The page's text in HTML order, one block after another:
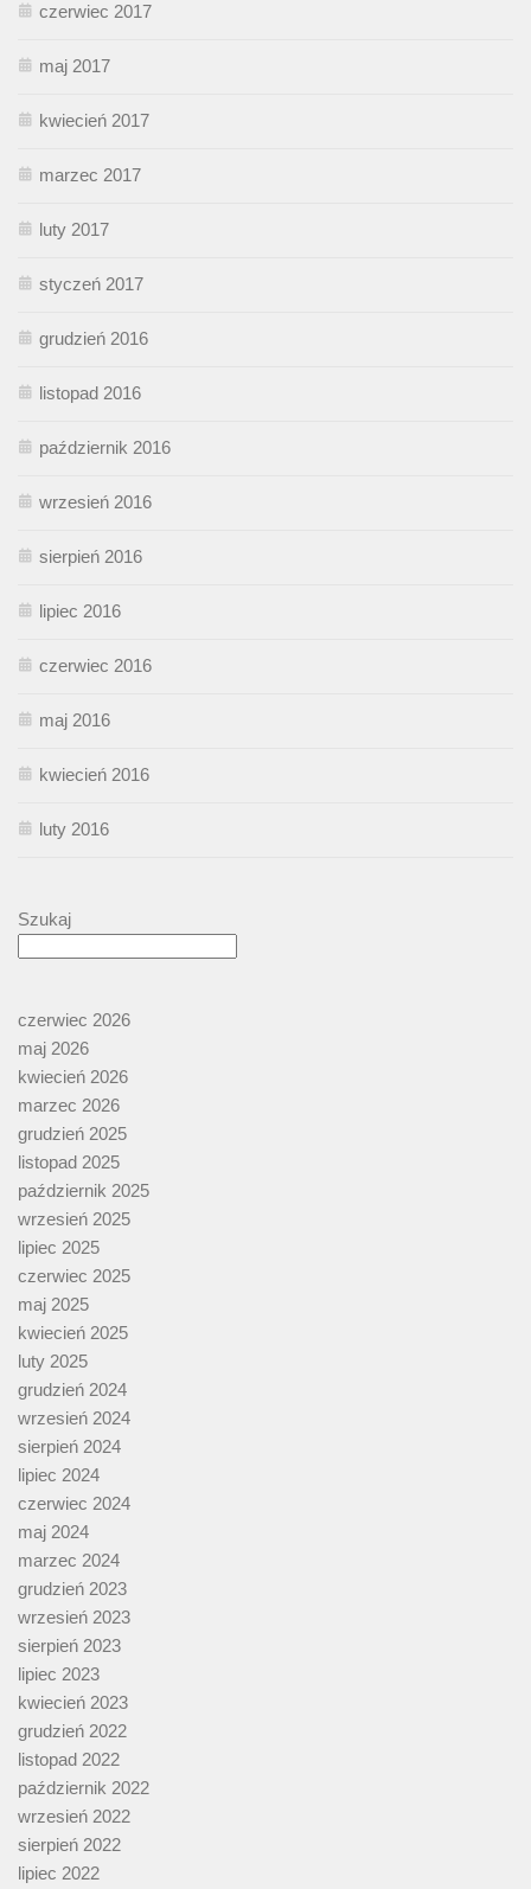
czerwiec 2017
maj 2017
kwiecień 2017
marzec 2017
luty 2017
styczeń 2017
grudzień 2016
listopad 2016
październik 2016
wrzesień 2016
sierpień 2016
lipiec 2016
czerwiec 2016
maj 2016
kwiecień 2016
luty 2016
Szukaj
czerwiec 2026
maj 2026
kwiecień 2026
marzec 2026
grudzień 2025
listopad 2025
październik 2025
wrzesień 2025
lipiec 2025
czerwiec 2025
maj 2025
kwiecień 2025
luty 2025
grudzień 2024
wrzesień 2024
sierpień 2024
lipiec 2024
czerwiec 2024
maj 2024
marzec 2024
grudzień 2023
wrzesień 2023
sierpień 2023
lipiec 2023
kwiecień 2023
grudzień 2022
listopad 2022
październik 2022
wrzesień 2022
sierpień 2022
lipiec 2022